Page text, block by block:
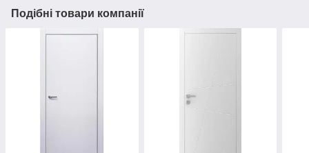
Подібні товари компанії